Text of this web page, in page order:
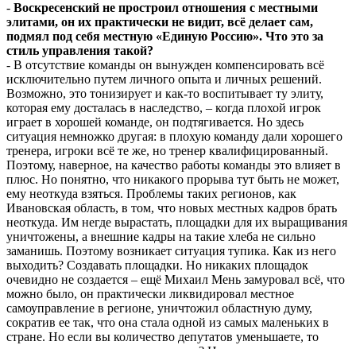
- Воскресенский не простроил отношения с местными
элитами, он их практически не видит, всё делает сам,
подмял под себя местную «Единую Россию». Что это за
стиль управления такой?
- В отсутствие команды он вынужден компенсировать всё
исключительно путем личного опыта и личных решений.
Возможно, это тонизирует и как-то воспитывает ту элиту,
которая ему досталась в наследство, – когда плохой игрок
играет в хорошей команде, он подтягивается. Но здесь
ситуация немножко другая: в плохую команду дали хорошего
тренера, игроки всё те же, но тренер квалифицированный.
Поэтому, наверное, на качество работы команды это влияет в
плюс. Но понятно, что никакого прорыва тут быть не может,
ему неоткуда взяться. Проблемы таких регионов, как
Ивановская область, в том, что новых местных кадров брать
неоткуда. Им негде вырастать, площадки для их выращивания
уничтожены, а внешние кадры на такие хлеба не сильно
заманишь. Поэтому возникает ситуация тупика. Как из него
выходить? Создавать площадки. Но никаких площадок
очевидно не создается – ещё Михаил Мень замуровал всё, что
можно было, он практически ликвидировал местное
самоуправление в регионе, уничтожил областную думу,
сократив ее так, что она стала одной из самых маленьких в
стране. Но если вы количество депутатов уменьшаете, то